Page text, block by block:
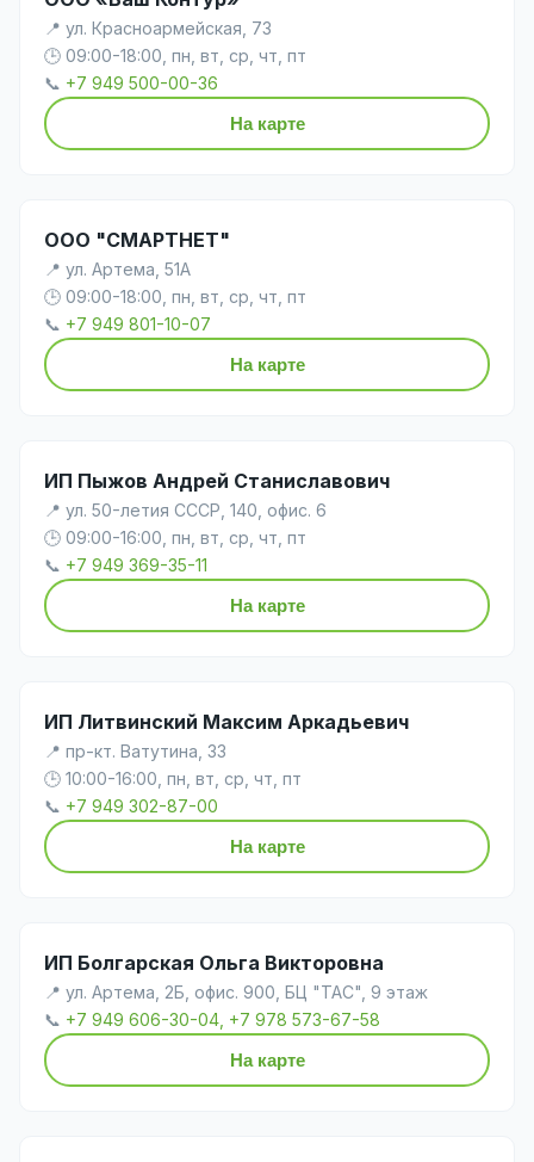
📍 ул. Красноармейская, 73
🕒 09:00-18:00, пн, вт, ср, чт, пт
📞 +7 949 500-00-36
На карте
ООО "СМАРТНЕТ"
📍 ул. Артема, 51А
🕒 09:00-18:00, пн, вт, ср, чт, пт
📞 +7 949 801-10-07
На карте
ИП Пыжов Андрей Станиславович
📍 ул. 50-летия СССР, 140, офис. 6
🕒 09:00-16:00, пн, вт, ср, чт, пт
📞 +7 949 369-35-11
На карте
ИП Литвинский Максим Аркадьевич
📍 пр-кт. Ватутина, 33
🕒 10:00-16:00, пн, вт, ср, чт, пт
📞 +7 949 302-87-00
На карте
ИП Болгарская Ольга Викторовна
📍 ул. Артема, 2Б, офис. 900, БЦ "ТАС", 9 этаж
📞 +7 949 606-30-04, +7 978 573-67-58
На карте